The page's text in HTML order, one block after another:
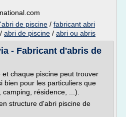
de piscine / fabricant abri
/ abri de piscine / abri ou abris
- Fabricant d'abris de
chaque piscine peut trouver
bien pour les particuliers que
résidence, ...).
structure d'abri piscine de